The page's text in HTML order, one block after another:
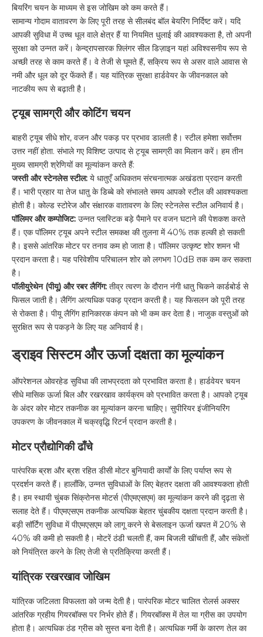
बियरिंग चयन के माध्यम से इस जोखिम को कम करते हैं।
सामान्य गोदाम वातावरण के लिए पूरी तरह से सीलबंद बॉल बेयरिंग निर्दिष्ट करें। यदि
आपकी सुविधा में उच्च धूल वाले क्षेत्र हैं या नियमित धुलाई की आवश्यकता है, तो अपनी
सुरक्षा को उन्नत करें। केन्द्रापसारक फ़्लिंगर सील डिज़ाइन यहां अविश्वसनीय रूप से
अच्छी तरह से काम करते हैं। वे तेजी से घूमते हैं, सक्रिय रूप से असर वाले आवास से
नमी और धूल को दूर फेंकते हैं। यह यांत्रिक सुरक्षा हार्डवेयर के जीवनकाल को
नाटकीय रूप से बढ़ाती है।
ट्यूब सामग्री और कोटिंग चयन
बाहरी ट्यूब सीधे शोर, वजन और पकड़ पर प्रभाव डालती है। स्टील हमेशा सर्वोत्तम
उत्तर नहीं होता. संभाले गए विशिष्ट उत्पाद से ट्यूब सामग्री का मिलान करें। हम तीन
मुख्य सामग्री श्रेणियों का मूल्यांकन करते हैं:
जस्ती और स्टेनलेस स्टील: ये धातुएँ अधिकतम संरचनात्मक अखंडता प्रदान करती
हैं। भारी प्रहार या तेज धातु के डिब्बे को संभालते समय आपको स्टील की आवश्यकता
होती है। कोल्ड स्टोरेज और संक्षारक वातावरण के लिए स्टेनलेस स्टील अनिवार्य है।
पॉलिमर और कम्पोजिट: उन्नत प्लास्टिक बड़े पैमाने पर वजन घटाने की पेशकश करते
हैं। एक पॉलिमर ट्यूब अपने स्टील समकक्ष की तुलना में 40% तक हल्की हो सकती
है। इससे आंतरिक मोटर पर तनाव कम हो जाता है। पॉलिमर उत्कृष्ट शोर शमन भी
प्रदान करता है। यह परिवेशीय परिचालन शोर को लगभग 10dB तक कम कर सकता
है।
पॉलीयुरेथेन (पीयू) और रबर लैगिंग: तीव्र त्वरण के दौरान नंगी धातु चिकने कार्डबोर्ड से
फिसल जाती है। लैगिंग अत्यधिक पकड़ प्रदान करती है। यह फिसलन को पूरी तरह
से रोकता है। पीयू लैगिंग हानिकारक कंपन को भी कम कर देता है। नाजुक वस्तुओं को
सुरक्षित रूप से पकड़ने के लिए यह अनिवार्य है।
ड्राइव सिस्टम और ऊर्जा दक्षता का मूल्यांकन
ऑपरेशनल ओवरहेड सुविधा की लाभप्रदता को प्रभावित करता है। हार्डवेयर चयन
सीधे मासिक ऊर्जा बिल और रखरखाव कार्यक्रम को प्रभावित करता है। आपको ट्यूब
के अंदर कोर मोटर तकनीक का मूल्यांकन करना चाहिए। सुपीरियर इंजीनियरिंग
उपकरण के जीवनकाल में चक्रवृद्धि रिटर्न प्रदान करती है।
मोटर प्रौद्योगिकी ढाँचे
पारंपरिक ब्रश और ब्रश रहित डीसी मोटर बुनियादी कार्यों के लिए पर्याप्त रूप से
प्रदर्शन करते हैं। हालाँकि, उन्नत सुविधाओं के लिए बेहतर दक्षता की आवश्यकता होती
है। हम स्थायी चुंबक सिंक्रोनस मोटर्स (पीएमएसएम) का मूल्यांकन करने की दृढ़ता से
सलाह देते हैं। पीएमएसएम तकनीक अत्यधिक बेहतर चुंबकीय दक्षता प्रदान करती है।
बड़ी सॉर्टिंग सुविधा में पीएमएसएम को लागू करने से बेसलाइन ऊर्जा खपत में 20% से
40% की कमी हो सकती है। मोटरें ठंडी चलती हैं, कम बिजली खींचती हैं, और संकेतों
को नियंत्रित करने के लिए तेजी से प्रतिक्रिया करती हैं।
यांत्रिक रखरखाव जोखिम
यांत्रिक जटिलता विफलता को जन्म देती है। पारंपरिक मोटर चालित रोलर्स अक्सर
आंतरिक ग्रहीय गियरबॉक्स पर निर्भर होते हैं। गियरबॉक्स में तेल या ग्रीस का उपयोग
होता है। अत्यधिक ठंड ग्रीस को सुस्त बना देती है। अत्यधिक गर्मी के कारण तेल का